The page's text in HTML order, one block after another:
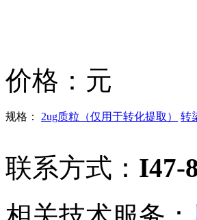
价格： 元
规格： 2ug质粒（仅用于转化提取） 转
联系方式： I47-